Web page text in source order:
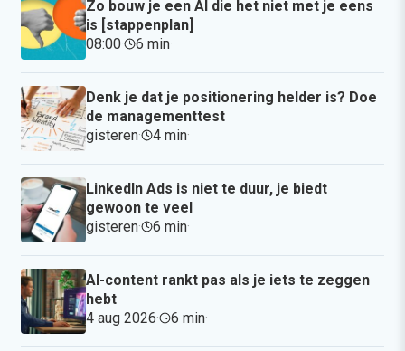
Zo bouw je een AI die het niet met je eens
is [stappenplan]
08:00· 6 min·
Denk je dat je positionering helder is? Doe
de managementtest
gisteren· 4 min·
LinkedIn Ads is niet te duur, je biedt
gewoon te veel
gisteren· 6 min·
AI-content rankt pas als je iets te zeggen
hebt
4 aug 2026· 6 min·